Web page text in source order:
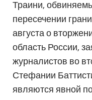
Траини,
пересечении
августа о
область России,
журналистов во
Стефании
являются явной